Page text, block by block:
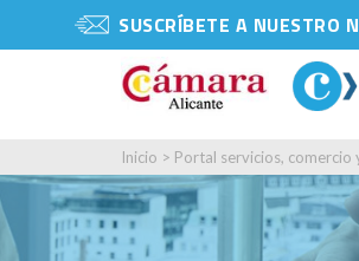
SUSCRÍBETE A NUESTRO
Inicio > Portal servicios, comercio